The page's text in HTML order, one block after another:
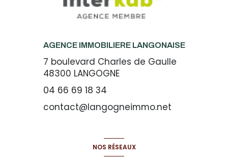
AGENCE IMMOBILIERE LANGONAISE
7 boulevard Charles de Gaulle
48300 LANGOGNE
04 66 69 18 34
contact@langogneimmo.net
NOS RÉSEAUX